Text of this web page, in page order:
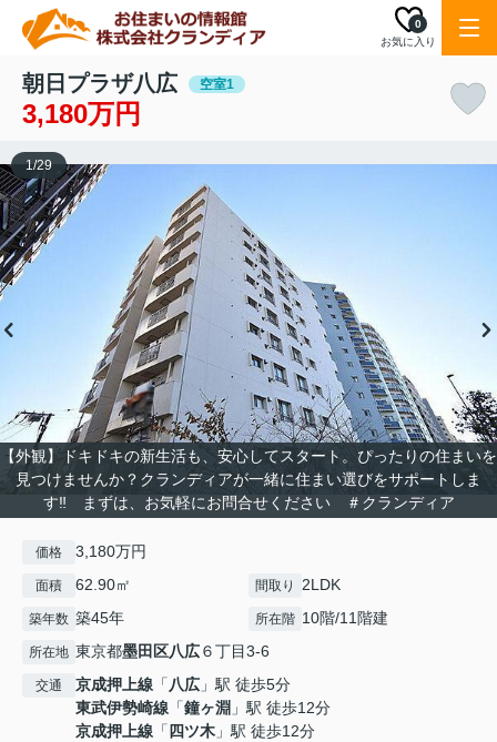
お気に入り
0
朝日プラザ八広 空室1
3,180万円
【外観】ドキドキの新生活も、安心してスタート。ぴったりの住まいを
見つけませんか？クランディアが一緒に住まい選びをサポートしま
す‼ まずは、お気軽にお問合せください ＃クランディア
1/29
価格 3,180万円
面積 62.90㎡ 間取り 2LDK
築年数 築45年 所在階 10階/11階建
所在地 東京都墨田区八広６丁目3-6
交通 京成押上線 「八広 」駅 徒歩5分
東武伊勢崎線 「鐘ヶ淵 」駅 徒歩12分
京成押上線 「 四ツ木 」駅 徒歩12分